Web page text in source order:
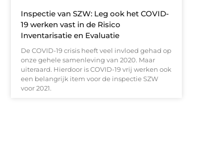
Inspectie van SZW: Leg ook het COVID-
19 werken vast in de Risico
Inventarisatie en Evaluatie
De COVID-19 crisis heeft veel invloed gehad op
onze gehele samenleving van 2020. Maar
uiteraard. Hierdoor is COVID-19 vrij werken ook
een belangrijk item voor de inspectie SZW
voor 2021.